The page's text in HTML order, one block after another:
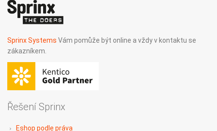
Sprinx Systems Vám pomůže být online a vždy v kontaktu se
zákazníkem.
Řešení Sprinx
Eshop podle práva